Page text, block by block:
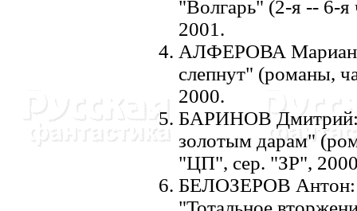
"Волгаpь" (2-я -- 6-
2001.
АЛФЕРОВА
слепнут" (романы,
2000.
БАРИHОВ Дмитрий:
золотым дарам"
"ЦП", сер. "ЗР",
БЕЛОЗЕРОВ Антон: